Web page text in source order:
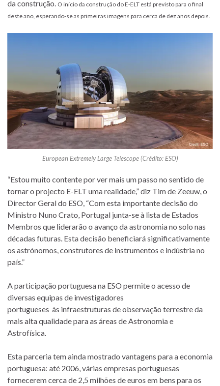
da construção. O início da construção do E-ELT está previsto para o final
deste ano, esperando-se as primeiras imagens para cerca de dez anos depois.
European Extremely Large Telescope (Crédito: ESO)
“Estou muito contente por ver mais um passo no sentido de
tornar o projecto E-ELT uma realidade,” diz Tim de Zeeuw, o
Director Geral do ESO, “Com esta importante decisão do
Ministro Nuno Crato, Portugal junta-se à lista de Estados
Membros que liderarão o avanço da astronomia no solo nas
décadas futuras. Esta decisão beneficiará significativamente
os astrónomos, construtores de instrumentos e indústria no
país.”
A participação portuguesa na ESO permite o acesso de
diversas equipas de investigadores
portugueses às infraestruturas de observação terrestre da
mais alta qualidade para as áreas de Astronomia e
Astrofísica.
Esta parceria tem ainda mostrado vantagens para a economia
portuguesa: até 2006, várias empresas portuguesas
fornecerem cerca de 2,5 milhões de euros em bens para os